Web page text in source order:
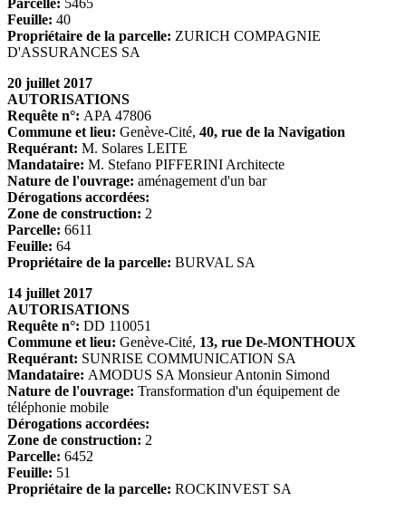
Parcelle: 5465
Feuille: 40
Propriétaire de la parcelle: ZURICH COMPAGNIE
D'ASSURANCES SA
20 juillet 2017
AUTORISATIONS
Requête n°: APA 47806
Commune et lieu: Genève-Cité, 40, rue de la Navigation
Requérant: M. Solares LEITE
Mandataire: M. Stefano PIFFERINI Architecte
Nature de l'ouvrage: aménagement d'un bar
Dérogations accordées:
Zone de construction: 2
Parcelle: 6611
Feuille: 64
Propriétaire de la parcelle: BURVAL SA
14 juillet 2017
AUTORISATIONS
Requête n°: DD 110051
Commune et lieu: Genève-Cité, 13, rue De-MONTHOUX
Requérant: SUNRISE COMMUNICATION SA
Mandataire: AMODUS SA Monsieur Antonin Simond
Nature de l'ouvrage: Transformation d'un équipement de
téléphonie mobile
Dérogations accordées:
Zone de construction: 2
Parcelle: 6452
Feuille: 51
Propriétaire de la parcelle: ROCKINVEST SA